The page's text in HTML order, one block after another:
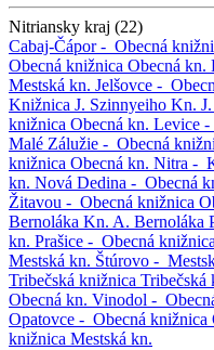
Nitriansky kraj (22)
Cabaj-Čápor - Obecná
Obecná knižnica Obecná kn.
Mestská kn. Jelšovce -
Knižnica J. Szinnyeiho Kn.
knižnica Obecná kn. Levice -
Malé Zálužie - Obecná
knižnica Obecná kn. Nitra -
kn. Nová Dedina - Obecná
Žitavou - Obecná knižnica
Bernoláka Kn. A. Bernoláka
kn. Prašice - Obecná knižnica
Mestská kn. Štúrovo -
Tribečská knižnica Tribečská
Obecná kn. Vinodol -
Opatovce - Obecná knižnica
knižnica Mestská kn.